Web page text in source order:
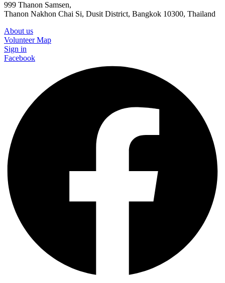
999 Thanon Samsen,
Thanon Nakhon Chai Si, Dusit District, Bangkok 10300, Thailand
About us
Volunteer Map
Sign in
Facebook